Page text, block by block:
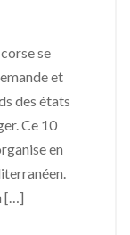
se
et
des états
Ce 10
en
[…]